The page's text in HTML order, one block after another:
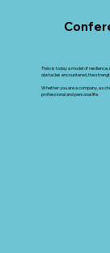
Théo is today a model of
obstacles encountered, the
Whether you are a company, a
professional and personal life.